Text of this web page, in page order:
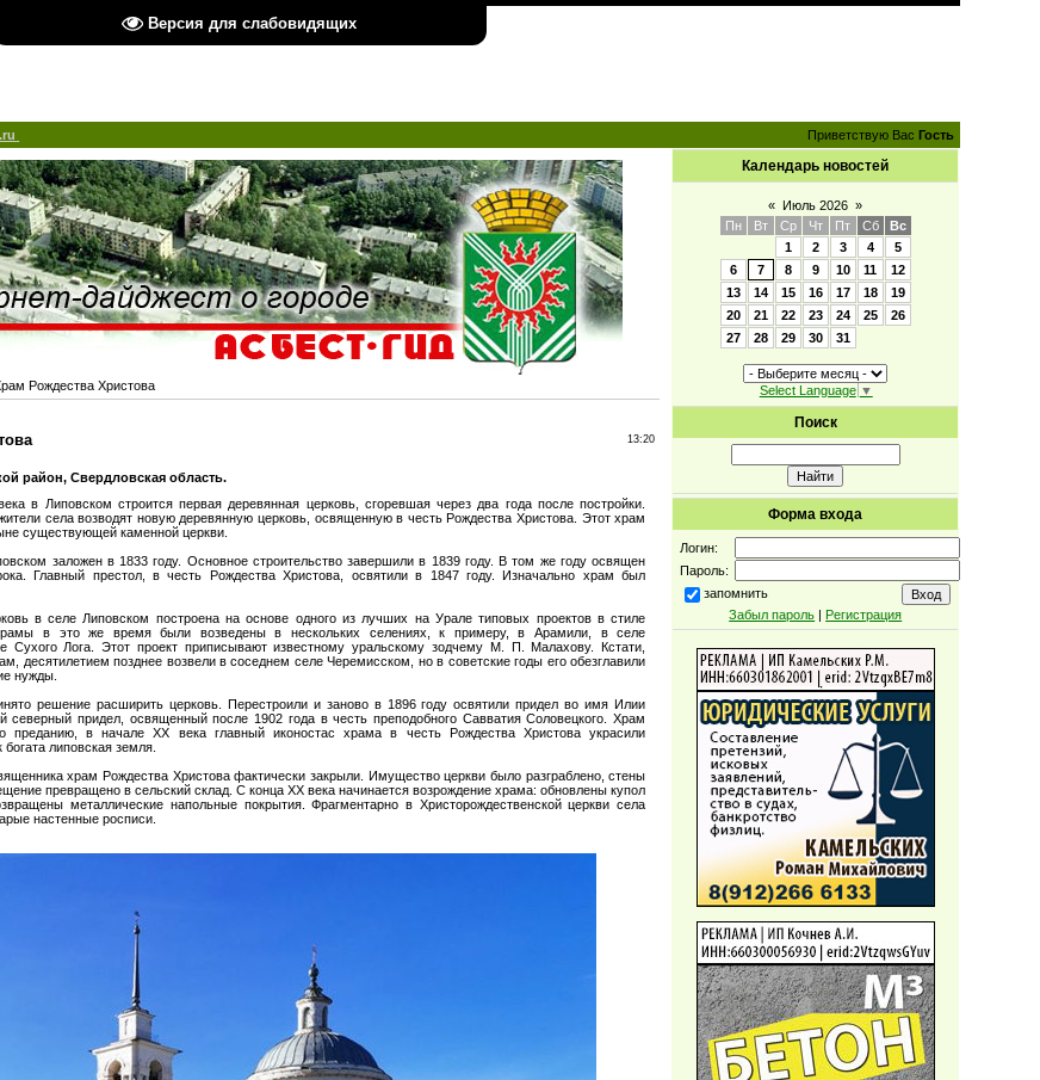
Версия для слабовидящих
Приветствую Вас Гость
Рождества Христова
13:20
район, Свердловская область.
в Липовском строится первая деревянная церковь, сгоревшая через два года после постройки.
села возводят новую деревянную церковь, освященную в честь Рождества Христова. Этот храм
существующей каменной церкви.
заложен в 1833 году. Основное строительство завершили в 1839 году. В том же году освящен
Главный престол, в честь Рождества Христова, освятили в 1847 году. Изначально храм был
в селе Липовском построена на основе одного из лучших на Урале типовых проектов в стиле
в это же время были возведены в нескольких селениях, к примеру, в Арамили, в селе
Сухого Лога. Этот проект приписывают известному уральскому зодчему М. П. Малахову. Кстати,
десятилетием позднее возвели в соседнем селе Черемисском, но в советские годы его обезглавили
нужды.
решение расширить церковь. Перестроили и заново в 1896 году освятили придел во имя Илии
северный придел, освященный после 1902 года в честь преподобного Савватия Соловецкого. Храм
преданию, в начале XX века главный иконостас храма в честь Рождества Христова украсили
липовская земля.
храм Рождества Христова фактически закрыли. Имущество церкви было разграблено, стены
превращено в сельский склад. С конца XX века начинается возрождение храма: обновлены купол
металлические напольные покрытия. Фрагментарно в Христорождественской церкви села
настенные росписи.
Календарь новостей
« Июль 2026 »
Пн
Вт Ср Чт Пт Сб
Вс
1
2 3 4
5
6
7 8 9 10 11
12
13
14 15 16 17 18
19
20
21 22 23 24 25
26
27
28 29 30 31
Select Language ▼
Поиск
Форма входа
Логин:
Пароль:
запомнить
Забыл пароль | Регистрация